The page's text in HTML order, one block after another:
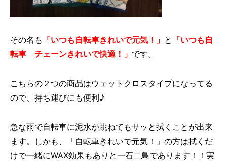
その名も 「いつも自転車きれいで元気！」 と 「いつも自
転車 チェーンきれいで快適！」 です。
こちらの２つの商品はウェットクロスタイプになってる
ので、持ち運びにも便利♪
急な雨で自転車に泥水が跳ねてもサッと拭くことが出来
ます。しかも、「自転車きれいで元気！」の方は拭くだ
けで一緒にWAX効果もありと一石二鳥であります！！実